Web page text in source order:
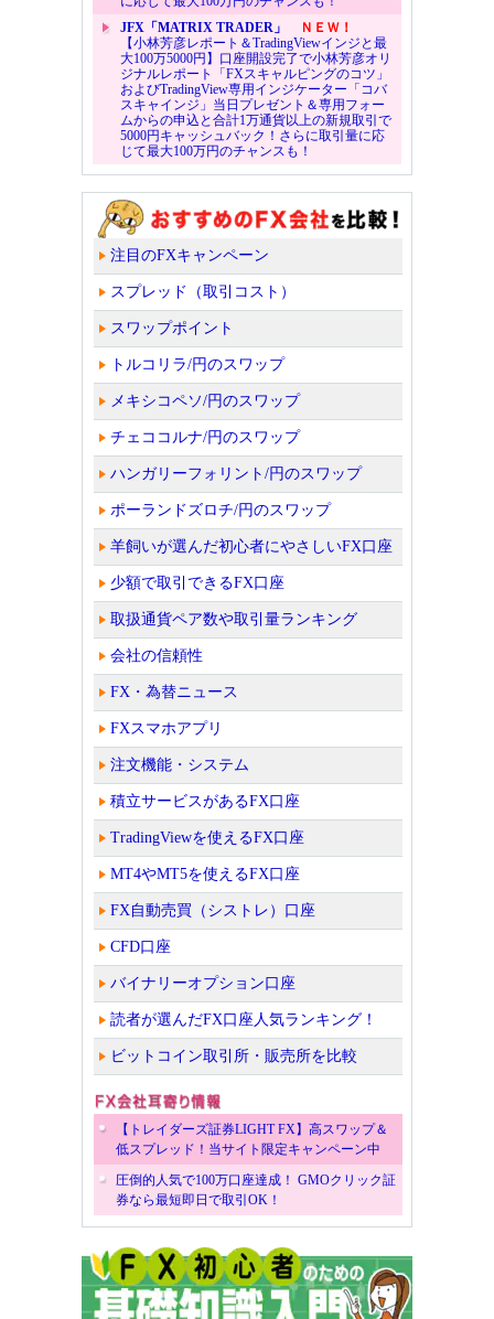
JFX「MATRIX TRADER」
ＮＥＷ！
【小林芳彦レポート＆TradingViewインジと最
大100万5000円】口座開設完了で小林芳彦オリ
ジナルレポート「FXスキャルピングのコツ」
およびTradingView専用インジケーター「コバ
スキャインジ」当日プレゼント＆専用フォー
ムからの申込と合計1万通貨以上の新規取引で
5000円キャッシュバック！さらに取引量に応
じて最大100万円のチャンスも！
注目のFXキャンペーン
スプレッド（取引コスト）
スワップポイント
トルコリラ/円のスワップ
メキシコペソ/円のスワップ
チェココルナ/円のスワップ
ハンガリーフォリント/円のスワップ
ポーランドズロチ/円のスワップ
羊飼いが選んだ初心者にやさしいFX口座
少額で取引できるFX口座
取扱通貨ペア数や取引量ランキング
会社の信頼性
FX・為替ニュース
FXスマホアプリ
注文機能・システム
積立サービスがあるFX口座
TradingViewを使えるFX口座
MT4やMT5を使えるFX口座
FX自動売買（シストレ）口座
CFD口座
バイナリーオプション口座
読者が選んだFX口座人気ランキング！
ビットコイン取引所・販売所を比較
【トレイダーズ証券LIGHT FX】高スワップ＆
低スプレッド！当サイト限定キャンペーン中
圧倒的人気で100万口座達成！ GMOクリック証
券なら最短即日で取引OK！